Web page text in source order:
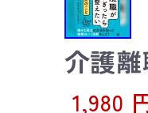
介護
1,980